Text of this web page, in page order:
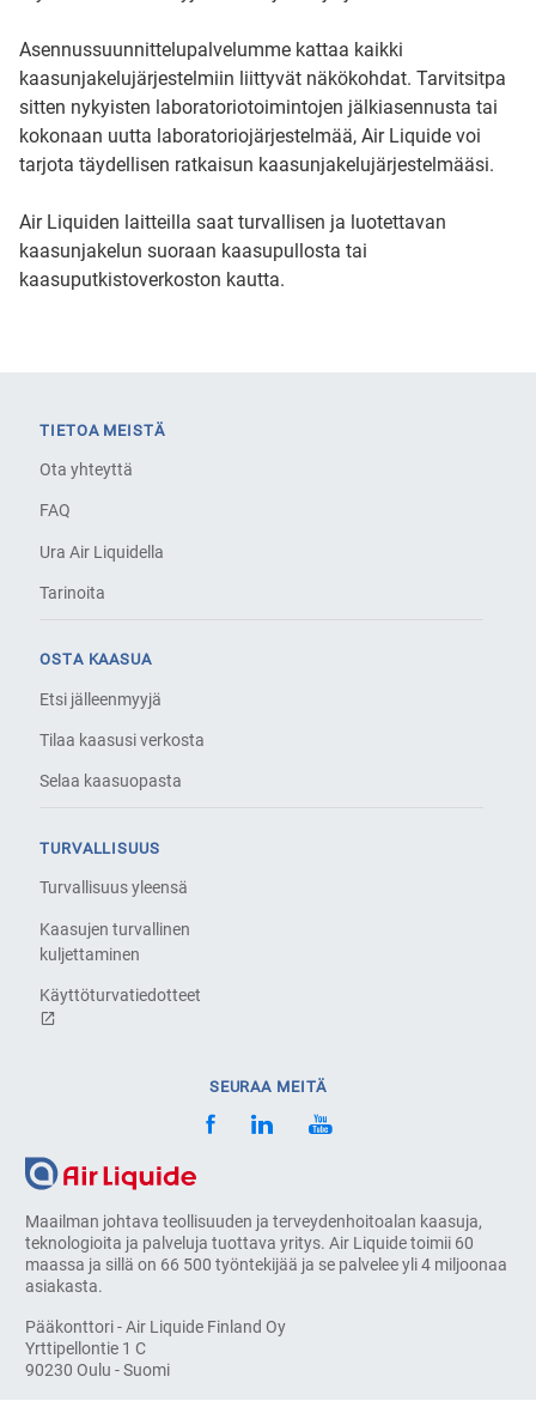
Asennussuunnittelupalvelumme kattaa kaikki
kaasunjakelujärjestelmiin liittyvät näkökohdat. Tarvitsitpa
sitten nykyisten laboratoriotoimintojen jälkiasennusta tai
kokonaan uutta laboratoriojärjestelmää, Air Liquide voi
tarjota täydellisen ratkaisun kaasunjakelujärjestelmääsi.
Air Liquiden laitteilla saat turvallisen ja luotettavan
kaasunjakelun suoraan kaasupullosta tai
kaasuputkistoverkoston kautta.
Maailman johtava teollisuuden ja terveydenhoitoalan kaasuja,
teknologioita ja palveluja tuottava yritys. Air Liquide toimii 60
maassa ja sillä on 66 500 työntekijää ja se palvelee yli 4 miljoonaa
asiakasta.
Pääkonttori - Air Liquide Finland Oy
Yrttipellontie 1 C
90230 Oulu - Suomi
TIETOA MEISTÄ
Ota yhteyttä
FAQ
Ura Air Liquidella
Tarinoita
OSTA KAASUA
Etsi jälleenmyyjä
Tilaa kaasusi verkosta
Selaa kaasuopasta
TURVALLISUUS
Turvallisuus yleensä
Kaasujen turvallinen
kuljettaminen
Käyttöturvatiedotteet
SEURAA MEITÄ